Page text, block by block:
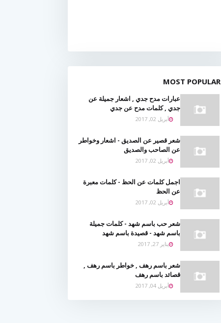
MOST POPULAR
عبارات مدح جدي , اشعار جميلة عن
جدي , كلمات مدح عن جدي
أبريل 02, 2017
شعر قصير عن الصديق - اشعار وخواطر
عن الصاحب والصديق
أبريل 02, 2017
اجمل كلمات عن الحظ - كلمات معبرة
عن الحظ
أبريل 02, 2017
شعر حب باسم شهد - كلمات جميلة
باسم شهد - قصيدة باسم شهد
يناير 27, 2017
شعر باسم رهف , خواطر باسم رهف ,
قصائد باسم رهف
أبريل 04, 2017